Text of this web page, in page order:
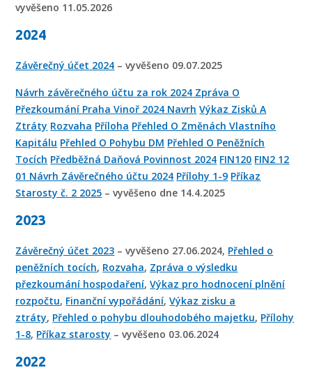
vyvěšeno 11.05.2026
2024
Závěrečný účet 2024 – vyvěšeno 09.07.2025
Návrh závěrečného účtu za rok 2024 Zpráva O
Přezkoumání Praha Vinoř 2024 Navrh Výkaz Zisků A
Ztráty Rozvaha Příloha Přehled O Změnách Vlastního
Kapitálu Přehled O Pohybu DM Přehled O Peněžních
Tocích Předběžná Daňová Povinnost 2024 FIN120 FIN2 12
01 Návrh Závěrečného účtu 2024 Přílohy 1-9 Příkaz
Starosty č. 2 2025 – vyvěšeno dne 14.4.2025
2023
Závěrečný účet 2023 – vyvěšeno 27.06.2024, Přehled o
peněžních tocích, Rozvaha, Zpráva o výsledku
přezkoumání hospodaření,Výkaz pro hodnocení plnění
rozpočtu, Finanční vypořádání,Výkaz zisku a
ztráty, Přehled o pohybu dlouhodobého majetku, Přílohy
1-8, Příkaz starosty – vyvěšeno 03.06.2024
2022